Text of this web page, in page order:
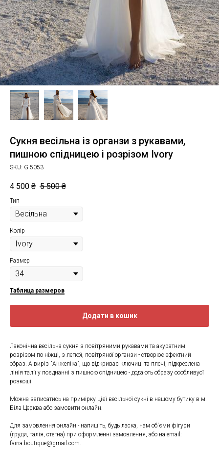
Сукня весільна із органзи з рукавами,
пишною спідницею і розрізом Ivory
SKU: G 5053
4 500 ₴ 5 500 ₴
Тип
Колір
Размер
Таблица размеров
Додати в кошик
Лаконічна весільна сукня з повітряними рукавами та акуратним
розрізом по ніжці, з легкої, повітряної органзи - створює ефектний
образ. А виріз "Анжеліка", що відкриває ключиці та плечі, підкреслена
лінія талії у поєднанні з пишною спідницею - додають образу особливуої
розкоші.
Можна записатись на примірку цієї весільної сукні в нашому бутику в м.
Біла Церква або замовити онлайн.
Для замовлення онлайн - напишіть, будь ласка, нам об'єми фігури
(груди, талія, стегна) при оформленні замовлення, або на email:
faina.boutique@gmail.com.